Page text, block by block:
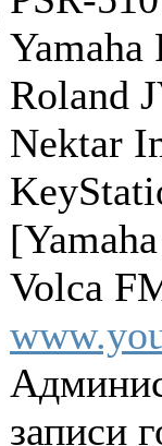
Yamaha
Roland
Nektar
Volca
записи